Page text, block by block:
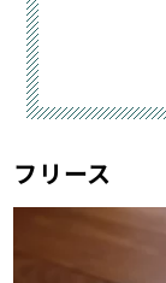
フリース